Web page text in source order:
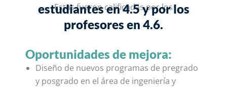
Estas fueron calificadas por los
estudiantes en 4.5 y por los
profesores en 4.6.
Oportunidades de mejora:
Diseño de nuevos programas de pregrado
y posgrado en el área de ingeniería y